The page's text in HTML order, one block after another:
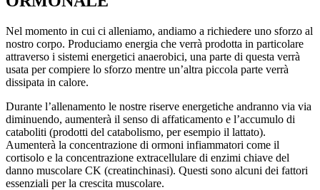
Nel momento in cui ci alleniamo, andiamo a richiedere uno sforzo al
nostro corpo. Produciamo energia che verrà prodotta in particolare
attraverso i sistemi energetici anaerobici, una parte di questa verrà
usata per compiere lo sforzo mentre un’altra piccola parte verrà
dissipata in calore.
Durante l’allenamento le nostre riserve energetiche andranno via via
diminuendo, aumenterà il senso di affaticamento e l’accumulo di
cataboliti (prodotti del catabolismo, per esempio il lattato).
Aumenterà la concentrazione di ormoni infiammatori come il
cortisolo e la concentrazione extracellulare di enzimi chiave del
danno muscolare CK (creatinchinasi). Questi sono alcuni dei fattori
essenziali per la crescita muscolare.